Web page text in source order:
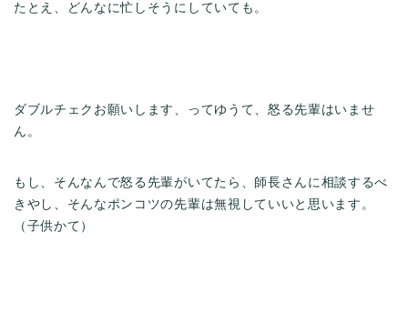
たとえ、どんなに忙しそうにしていても。
ダブルチェクお願いします、ってゆうて、怒る先輩はいませ
ん。
もし、そんなんで怒る先輩がいてたら、師長さんに相談するべ
きやし、そんなポンコツの先輩は無視していいと思います。
（子供かて）